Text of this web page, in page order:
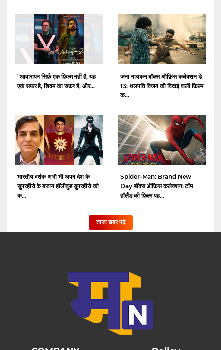
"आवारापन सिर्फ़ एक फ़िल्म नहीं है, यह
एक सफ़र है, शिवम का सफ़र है, और...
जना नायकन बॉक्स ऑफ़िस कलेक्शन डे
13: थलपति विजय की विदाई वाली फ़िल्म
क...
भारतीय दर्शक अभी भी अपने देश के
सुपरहीरो के बजाय हॉलीवुड सुपरहीरो को
क...
Spider-Man: Brand New
Day बॉक्स ऑफ़िस कलेक्शन: टॉम
हॉलैंड की फ़िल्म पह...
ताजा खबर पढ़े